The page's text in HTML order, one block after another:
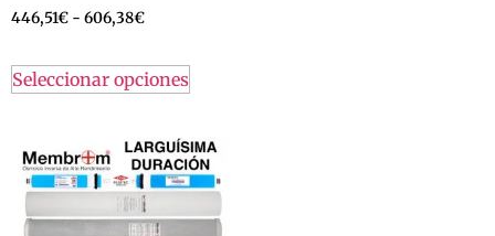
446,51€ - 606,38€
Seleccionar opciones